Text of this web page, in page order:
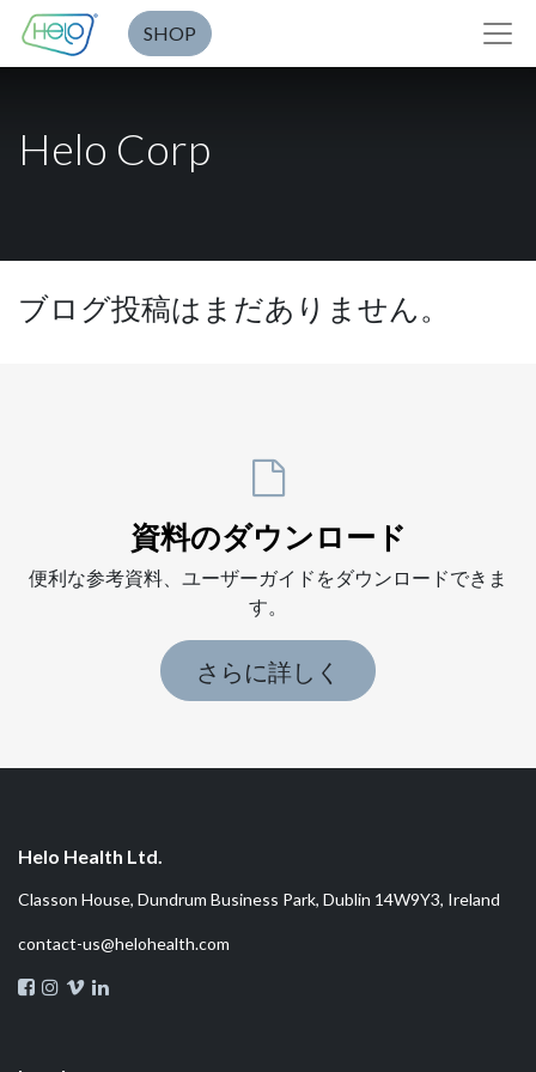
SHOP
Helo Corp
ブログ投稿はまだありません。
資料のダウンロード
便利な参考資料、ユーザーガイドをダウンロードできま
す。
さらに詳しく
Helo Health Ltd.
Classon House, Dundrum Business Park, Dublin 14W9Y3, Ireland
contact-us@helohealth.com